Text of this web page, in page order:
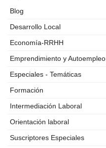
Blog
Desarrollo Local
Economía-RRHH
Emprendimiento y Autoempleo
Especiales - Temáticas
Formación
Intermediación Laboral
Orientación laboral
Suscriptores Especiales